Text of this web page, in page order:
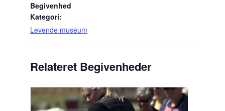
Begivenhed
Kategori:
Levende museum
Relateret Begivenheder